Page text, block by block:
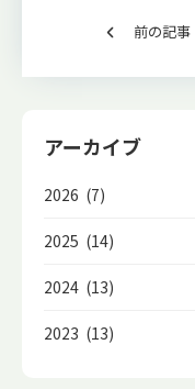
アーカイブ
2026 (7)
2025 (14)
2024 (13)
2023 (13)
前の記事